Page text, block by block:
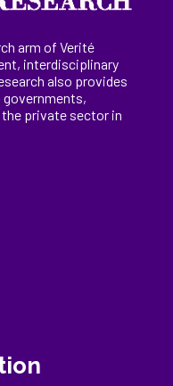
arm of Verité
interdisciplinary
also provides
the private sector in